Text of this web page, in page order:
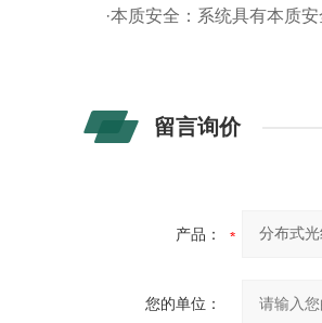
·本质安全：系统具有本质
留言询价
产品：
您的单位：